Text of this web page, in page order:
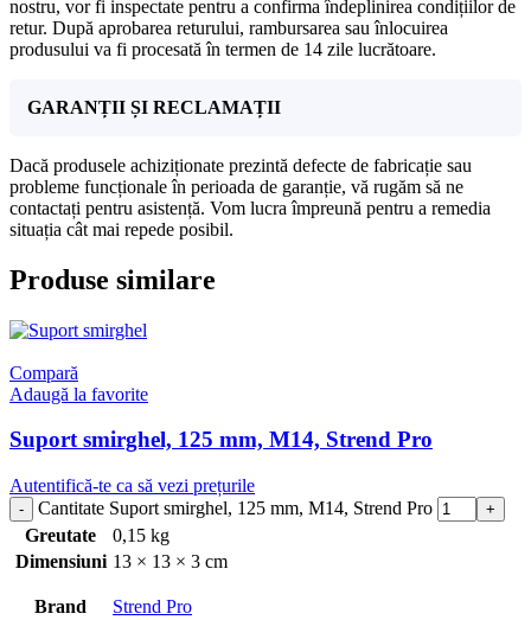
nostru, vor fi inspectate pentru a confirma îndeplinirea condițiilor de
retur. După aprobarea returului, rambursarea sau înlocuirea
produsului va fi procesată în termen de 14 zile lucrătoare.
GARANȚII ȘI RECLAMAȚII
Dacă produsele achiziționate prezintă defecte de fabricație sau
probleme funcționale în perioada de garanție, vă rugăm să ne
contactați pentru asistență. Vom lucra împreună pentru a remedia
situația cât mai repede posibil.
Produse similare
Compară
Adaugă la favorite
Suport smirghel, 125 mm, M14, Strend Pro
Autentifică-te ca să vezi prețurile
Cantitate Suport smirghel, 125 mm, M14, Strend Pro
Greutate
0,15 kg
Dimensiuni 13 × 13 × 3 cm
Brand Strend Pro